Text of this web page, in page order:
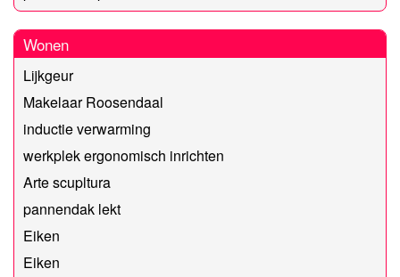
Wonen
Lijkgeur
Makelaar Roosendaal
inductie verwarming
werkplek ergonomisch inrichten
Arte scupltura
pannendak lekt
Eiken
Eiken